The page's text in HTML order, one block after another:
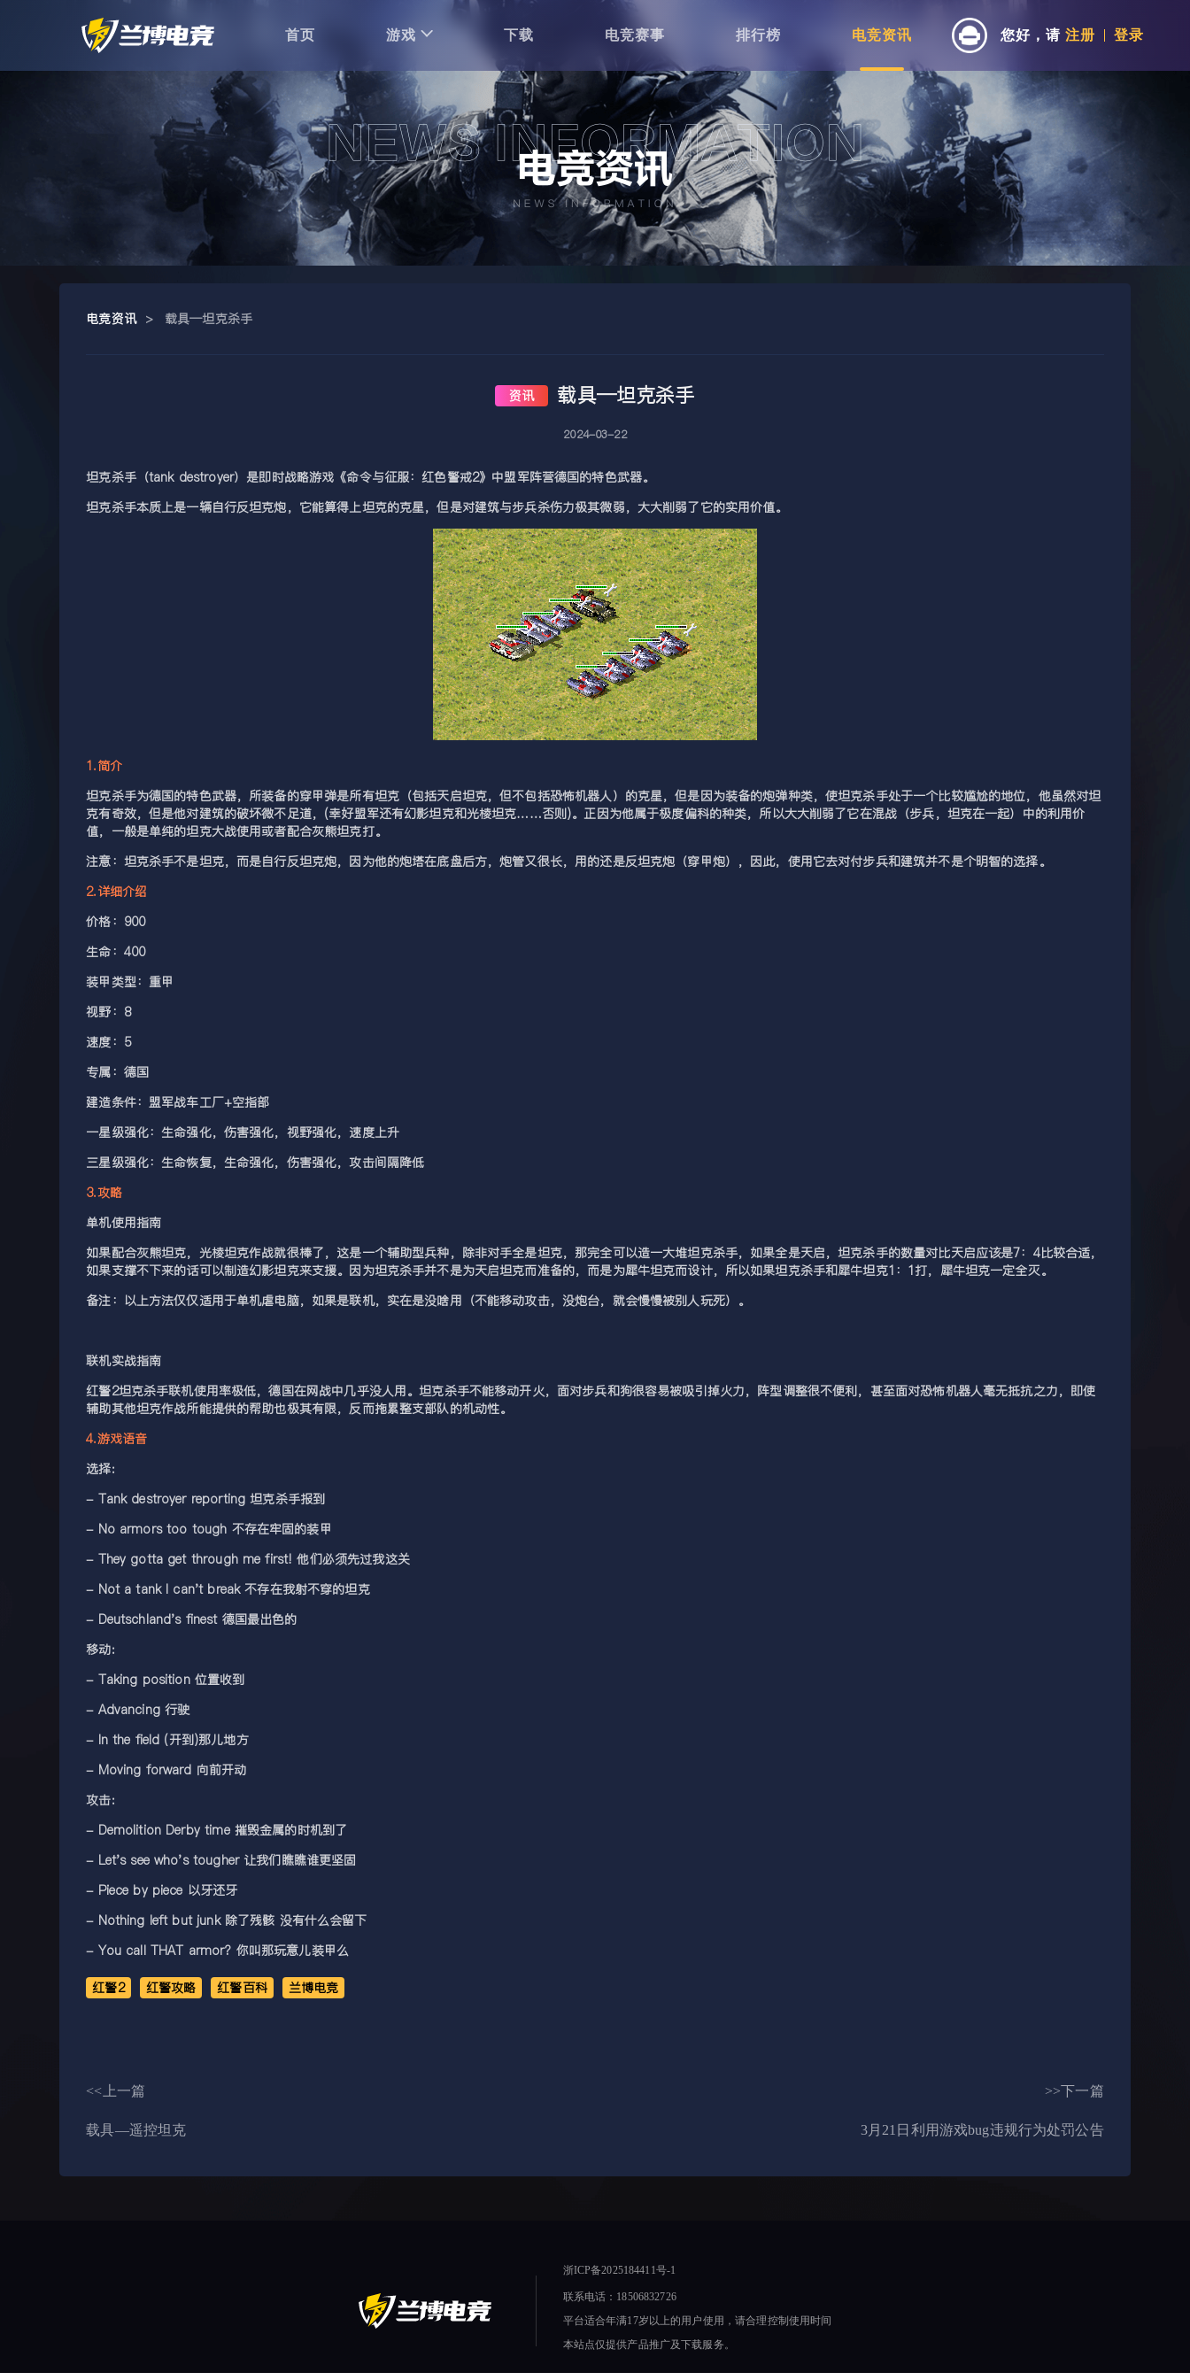
首页 游戏 下载 电竞赛事 排行榜 电竞资讯 您好，请 注册 登录
电竞资讯 > 载具—坦克杀手
资讯 载具—坦克杀手
2024-03-22
坦克杀手（tank destroyer）是即时战略游戏《命令与征服：红色警戒2》中盟军阵营德国的特色武器。
坦克杀手本质上是一辆自行反坦克炮，它能算得上坦克的克星，但是对建筑与步兵杀伤力极其微弱，大大削弱了它的实用价值。
1.简介
坦克杀手为德国的特色武器，所装备的穿甲弹是所有坦克（包括天启坦克，但不包括恐怖机器人）的克星，但是因为装备的炮弹种类，使坦克杀手处于一个比较尴尬的地位，他虽然对坦
克有奇效，但是他对建筑的破坏微不足道，(幸好盟军还有幻影坦克和光棱坦克……否则)。正因为他属于极度偏科的种类，所以大大削弱了它在混战（步兵，坦克在一起）中的利用价
值，一般是单纯的坦克大战使用或者配合灰熊坦克打。
注意：坦克杀手不是坦克，而是自行反坦克炮，因为他的炮塔在底盘后方，炮管又很长，用的还是反坦克炮（穿甲炮），因此，使用它去对付步兵和建筑并不是个明智的选择。
2.详细介绍
价格：900
生命：400
装甲类型：重甲
视野：8
速度：5
专属：德国
建造条件：盟军战车工厂+空指部
一星级强化：生命强化，伤害强化，视野强化，速度上升
三星级强化：生命恢复，生命强化，伤害强化，攻击间隔降低
3.攻略
单机使用指南
如果配合灰熊坦克，光棱坦克作战就很棒了，这是一个辅助型兵种，除非对手全是坦克，那完全可以造一大堆坦克杀手，如果全是天启，坦克杀手的数量对比天启应该是7：4比较合适，
如果支撑不下来的话可以制造幻影坦克来支援。因为坦克杀手并不是为天启坦克而准备的，而是为犀牛坦克而设计，所以如果坦克杀手和犀牛坦克1：1打，犀牛坦克一定全灭。
备注：以上方法仅仅适用于单机虐电脑，如果是联机，实在是没啥用（不能移动攻击，没炮台，就会慢慢被别人玩死）。
联机实战指南
红警2坦克杀手联机使用率极低，德国在网战中几乎没人用。坦克杀手不能移动开火，面对步兵和狗很容易被吸引掉火力，阵型调整很不便利，甚至面对恐怖机器人毫无抵抗之力，即使
辅助其他坦克作战所能提供的帮助也极其有限，反而拖累整支部队的机动性。
4.游戏语音
选择:
- Tank destroyer reporting 坦克杀手报到
- No armors too tough 不存在牢固的装甲
- They gotta get through me first! 他们必须先过我这关
- Not a tank I can't break 不存在我射不穿的坦克
- Deutschland's finest 德国最出色的
移动:
- Taking position 位置收到
- Advancing 行驶
- In the field (开到)那儿地方
- Moving forward 向前开动
攻击:
- Demolition Derby time 摧毁金属的时机到了
- Let's see who's tougher 让我们瞧瞧谁更坚固
- Piece by piece 以牙还牙
- Nothing left but junk 除了残骸 没有什么会留下
- You call THAT armor? 你叫那玩意儿装甲么
红警2 红警攻略 红警百科 兰博电竞
<<上一篇
载具—遥控坦克
>>下一篇
3月21日利用游戏bug违规行为处罚公告
浙ICP备2025184411号-1
联系电话：18506832726
平台适合年满17岁以上的用户使用，请合理控制使用时间
本站点仅提供产品推广及下载服务。